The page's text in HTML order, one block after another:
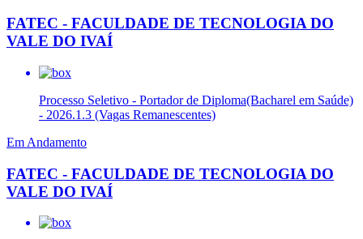
FATEC - FACULDADE DE TECNOLOGIA DO
VALE DO IVAÍ
Processo Seletivo - Portador de Diploma(Bacharel em Saúde)
- 2026.1.3 (Vagas Remanescentes)
Em Andamento
FATEC - FACULDADE DE TECNOLOGIA DO
VALE DO IVAÍ